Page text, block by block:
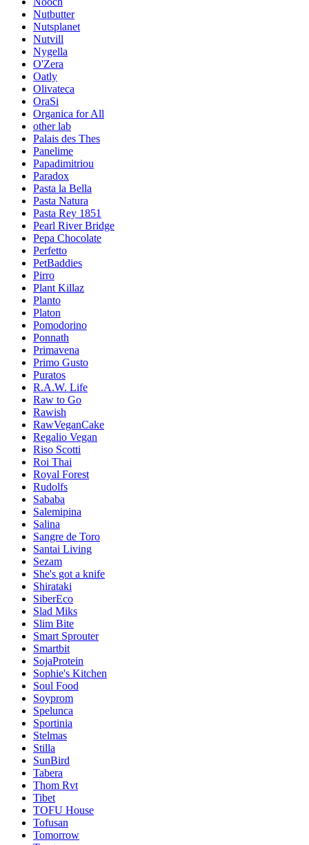
Nutbutter
Nutsplanet
Nutvill
Nygella
O'Zera
Oatly
Olivateca
OraSi
Organica for All
other lab
Palais des Thes
Panelime
Papadimitriou
Paradox
Pasta la Bella
Pasta Natura
Pasta Rey 1851
Pearl River Bridge
Pepa Chocolate
Perfetto
PetBaddies
Pirro
Plant Killaz
Planto
Platon
Pomodorino
Ponnath
Primavena
Primo Gusto
Puratos
R.A.W. Life
Raw to Go
Rawish
RawVeganCake
Regalio Vegan
Riso Scotti
Roi Thai
Royal Forest
Rudolfs
Sababa
Salemipina
Salina
Sangre de Toro
Santai Living
Sezam
She's got a knife
Shirataki
SiberEco
Slad Miks
Slim Bite
Smart Sprouter
Smartbit
SojaProtein
Sophie's Kitchen
Soul Food
Soyprom
Spelunca
Sportinia
Stelmas
Stilla
SunBird
Tabera
Thom Rvt
Tibet
TOFU House
Tofusan
Tomorrow